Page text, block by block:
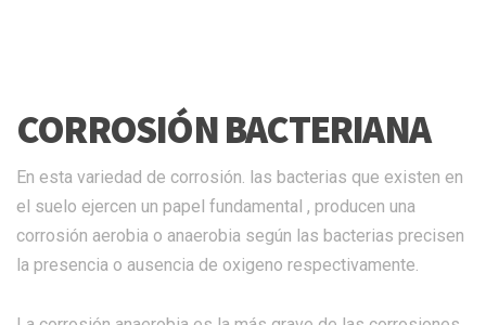
CORROSIÓN BACTERIANA
En esta variedad de corrosión. las bacterias que existen en
el suelo ejercen un papel fundamental , producen una
corrosión aerobia o anaerobia según las bacterias precisen
la presencia o ausencia de oxigeno respectivamente.